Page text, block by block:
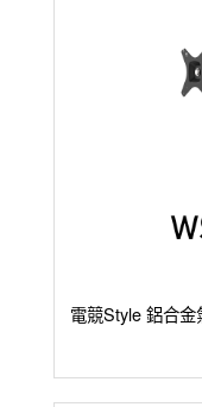
電競Style 鋁合